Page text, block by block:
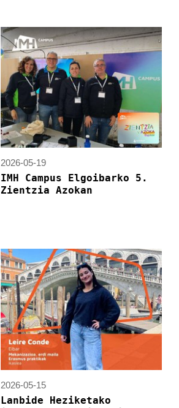
2026-05-19
IMH Campus Elgoibarko 5.
Zientzia Azokan
2026-05-15
Lanbide Heziketako